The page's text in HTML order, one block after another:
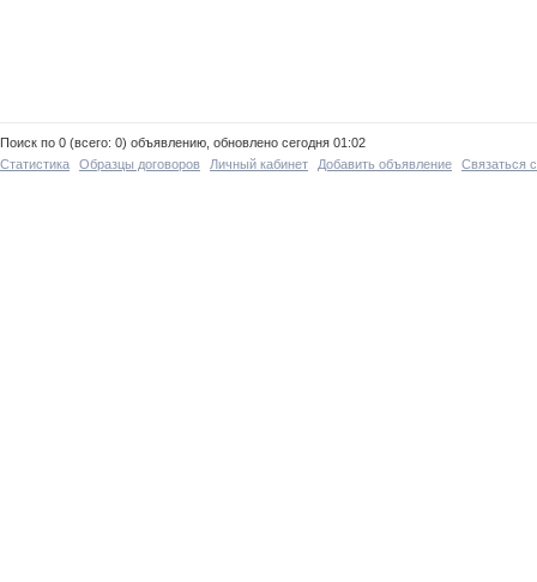
Поиск по 0 (всего: 0) объявлению, обновлено сегодня 01:02
Статистика
Образцы договоров Личный кабинет Добавить объявление Связаться